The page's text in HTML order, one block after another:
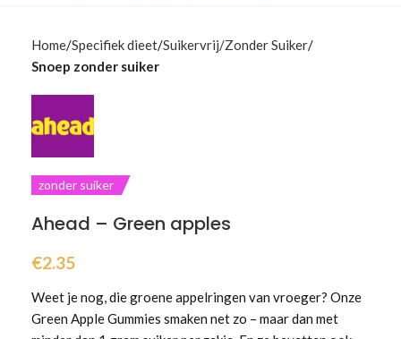
Home Specifiek dieet Suikervrij/Zonder Suiker
Snoep zonder suiker
zonder suiker
Ahead – Green apples
€2.35
Weet je nog, die groene appelringen van vroeger? Onze
Green Apple Gummies smaken net zo – maar dan met